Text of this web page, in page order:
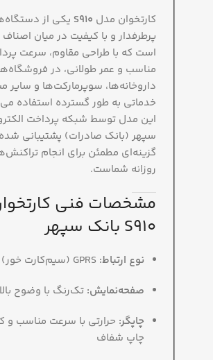
کارتخوان مدل S910 یکی از
پرطرفدار و با کیفیت در میان
است که با طراحی مقاوم، سرعت
مناسب و عمر طولانی، در
داروخانه‌ها، سوپرمارکت‌ها و سایر
خدماتی به طور گسترده استفاده
این مدل توسط شبکه پرداخت
سپهر (بانک صادرات) پشتیبانی
گزینه‌ای مطمئن برای انجام
روزانه شماست.
مشخصات فنی
S910 بانک سپهر
نوع ارتباط:
صفحه‌نمایش: تک‌رنگ با وضوح بالا
چاپگر: حرارتی با سرعت مناسب و
چاپ شفاف